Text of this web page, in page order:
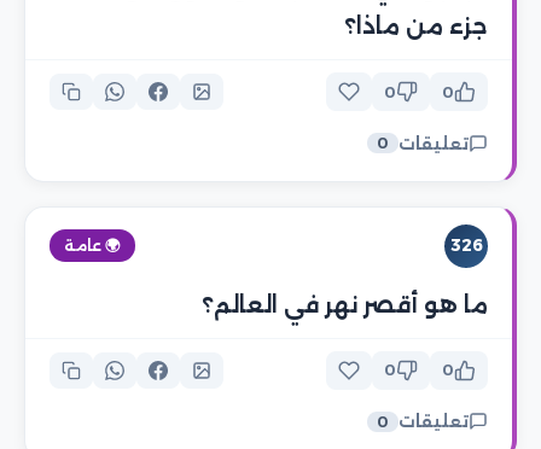
جزء من ماذا؟
0
0
تعليقات 0
326 🌍 عامة
ما هو أقصر نهر في العالم؟
0
0
تعليقات 0